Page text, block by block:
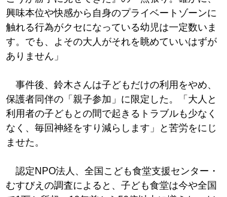
興味本位や快感から自身のプライベートゾーンに
触れる行為がクセになっている幼児は一定数いま
す。でも、よその大人がそれを眺めていいはずが
ありません」
事件後、鈴木さんは子どもだけの利用をやめ、
保護者同伴の「親子参加」に限定した。「大人と
利用者の子どもとの間で起きるトラブルも少なく
なく、毎回神経をすり減らします」と苦労をにじ
ませた。
認定NPO法人、全国こども食堂支援センター・
むすびえの調査によると、子ども食堂は今や全国